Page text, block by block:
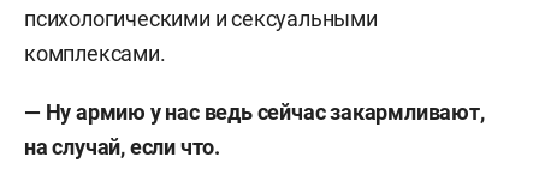
психологическими и сексуальными
комплексами.
— Нуармию у нас ведь сейчас закармливают,
на случай, если что.